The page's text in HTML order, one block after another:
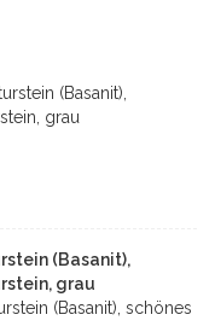
(Basanit),
grau
(Basanit), schönes